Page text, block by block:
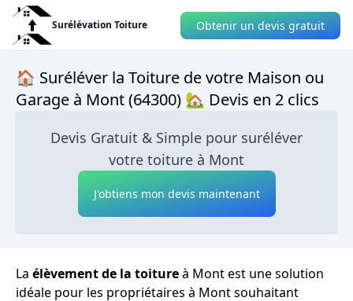
Surélévation Toiture Obtenir un devis gratuit
🏠 Suréléver la Toiture de votre Maison ou
Garage à Mont (64300) 🏡 Devis en 2 clics
Devis Gratuit & Simple pour suréléver
votre toiture à Mont
J'obtiens mon devis maintenant
La élèvement de la toitureà Mont est une solution
idéale pour les propriétaires à Mont souhaitant